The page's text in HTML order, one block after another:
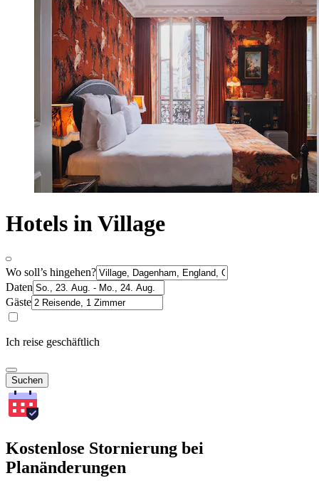
Hotels in Village
Wo soll’s hingehen?
Daten
Gäste
Ich reise geschäftlich
Suchen
Kostenlose Stornierung bei
Planänderungen